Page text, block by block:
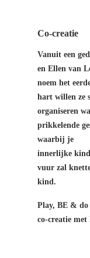
Co-creatie
Vanuit een
en Ellen van
noem het
hart willen ze
organiseren
prikkelende
waarbij je
innerlijke
vuur zal
kind.
Play, BE & do
co-creatie